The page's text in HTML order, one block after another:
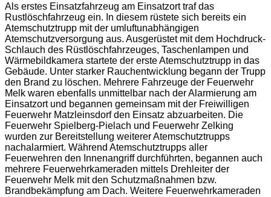
Als erstes Einsatzfahrzeug am Einsatzort traf das
Rustlöschfahrzeug ein. In diesem rüstete sich bereits ein
Atemschutztrupp mit der umluftunabhängigen
Atemschutzversorgung aus. Ausgerüstet mit dem Hochdruck-
Schlauch des Rüstlöschfahrzeuges, Taschenlampen und
Wärmebildkamera startete der erste Atemschutztrupp in das
Gebäude. Unter starker Rauchentwicklung begann der Trupp
den Brand zu löschen. Mehrere Fahrzeuge der Feuerwehr
Melk waren ebenfalls unmittelbar nach der Alarmierung am
Einsatzort und begannen gemeinsam mit der Freiwilligen
Feuerwehr Matzleinsdorf den Einsatz abzuarbeiten. Die
Feuerwehr Spielberg-Pielach und Feuerwehr Zelking
wurden zur Bereitstellung weiterer Atemschutztrupps
nachalarmiert. Während Atemschutztrupps aller
Feuerwehren den Innenangriff durchführten, begannen auch
mehrere Feuerwehrkameraden mittels Drehleiter der
Feuerwehr Melk mit den Schutzmaßnahmen bzw.
Brandbekämpfung am Dach. Weitere Feuerwehrkameraden